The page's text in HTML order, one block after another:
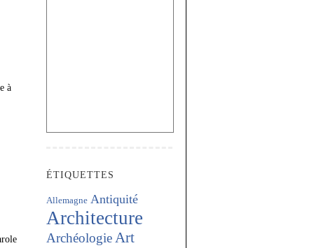
à
ÉTIQUETTES
Allemagne Antiquité
Architecture
Archéologie Art